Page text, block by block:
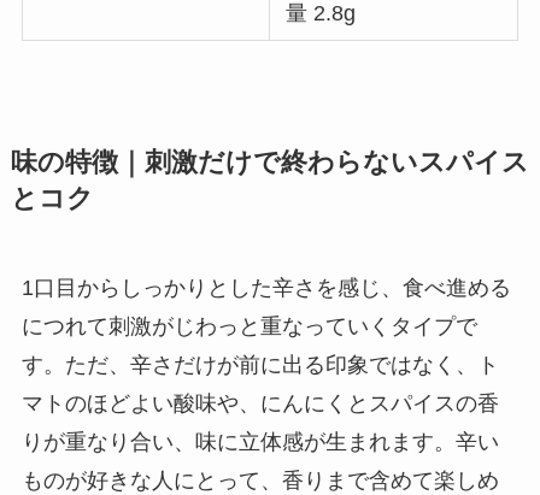
量 2.8g
味の特徴｜刺激だけで終わらないスパイス
とコク
1口目からしっかりとした辛さを感じ、食べ進める
につれて刺激がじわっと重なっていくタイプで
す。ただ、辛さだけが前に出る印象ではなく、ト
マトのほどよい酸味や、にんにくとスパイスの香
りが重なり合い、味に立体感が生まれます。辛い
ものが好きな人にとって、香りまで含めて楽しめ